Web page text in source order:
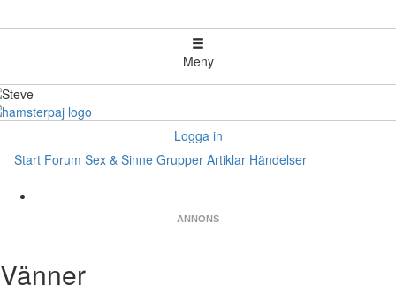
Meny
Logga in
Start Forum Sex & Sinne Grupper Artiklar Händelser
ANNONS
Vänner